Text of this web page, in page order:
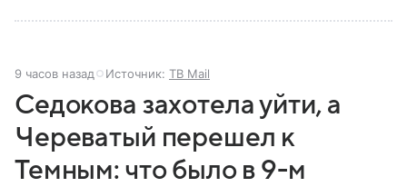
9 часов назад Источник: ТВ Mail
Седокова захотела уйти, а
Череватый перешел к
Темным: что было в 9-м